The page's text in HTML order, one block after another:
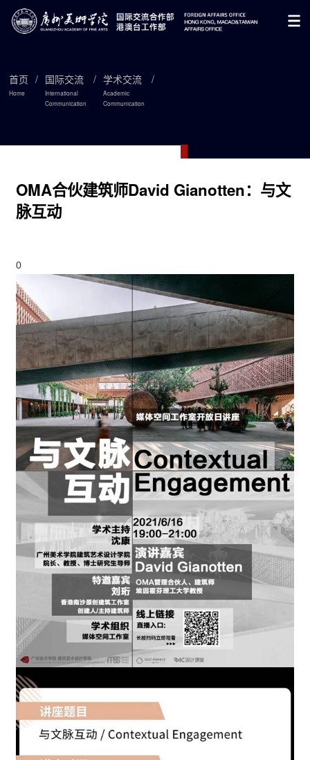
首页
Home
/ 国际交流
International
Communication
/ 学术交流
Academic
Communication
/
OMA合伙建筑师David Gianotten：与文
脉互动
0